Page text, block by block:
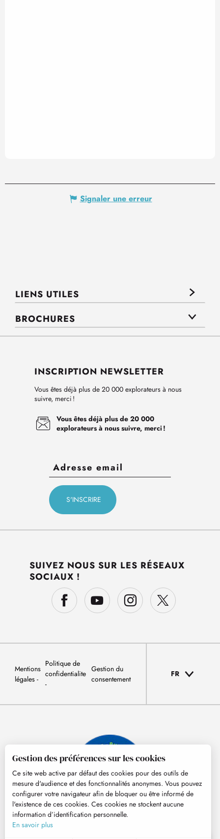
Signaler une erreur
LIENS UTILES
BROCHURES
INSCRIPTION NEWSLETTER
Vous êtes déjà plus de 20 000 explorateurs à nous
suivre, merci !
Vous êtes déjà plus de 20 000
explorateurs à nous suivre, merci !
SUIVEZ NOUS SUR LES RÉSEAUX
SOCIAUX !
Mentions
légales
Politique de
confidentialite
Gestion du
consentement
FR
© Tourisme Hautes-Pyrénées
Gestion des préférences sur les cookies
Ce site web active par défaut des cookies pour des outils de
mesure d'audience et des fonctionnalités anonymes. Vous pouvez
configurer votre navigateur afin de bloquer ou être informé de
l'existence de ces cookies. Ces cookies ne stockent aucune
information d’identification personnelle.
En savoir plus